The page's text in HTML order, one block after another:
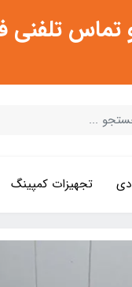
11:30 صبح تا 2 عصر
تجهیزات کمپینگ